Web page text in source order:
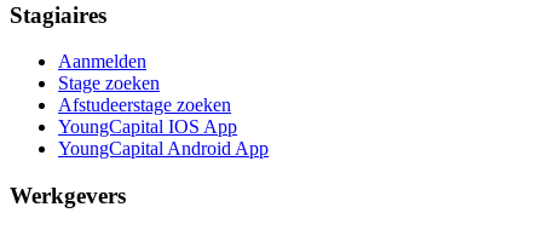
Stagiaires
Aanmelden
Stage zoeken
Afstudeerstage zoeken
YoungCapital IOS App
YoungCapital Android App
Werkgevers